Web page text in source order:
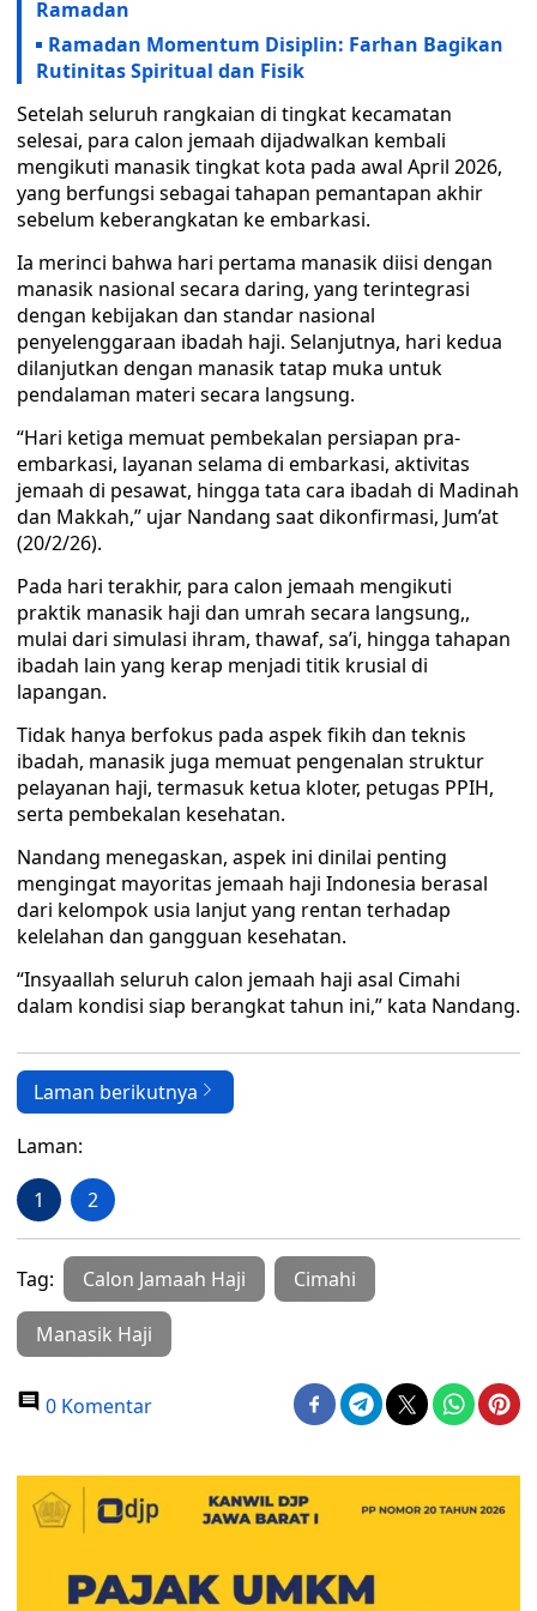
Ramadan
Ramadan Momentum Disiplin: Farhan Bagikan
Rutinitas Spiritual dan Fisik
Setelah seluruh rangkaian di tingkat kecamatan
selesai, para calon jemaah dijadwalkan kembali
mengikuti manasik tingkat kota pada awal April 2026,
yang berfungsi sebagai tahapan pemantapan akhir
sebelum keberangkatan ke embarkasi.
Ia merinci bahwa hari pertama manasik diisi dengan
manasik nasional secara daring, yang terintegrasi
dengan kebijakan dan standar nasional
penyelenggaraan ibadah haji. Selanjutnya, hari kedua
dilanjutkan dengan manasik tatap muka untuk
pendalaman materi secara langsung.
“Hari ketiga memuat pembekalan persiapan pra-
embarkasi, layanan selama di embarkasi, aktivitas
jemaah di pesawat, hingga tata cara ibadah di Madinah
dan Makkah,” ujar Nandang saat dikonfirmasi, Jum’at
(20/2/26).
Pada hari terakhir, para calon jemaah mengikuti
praktik manasik haji dan umrah secara langsung,,
mulai dari simulasi ihram, thawaf, sa’i, hingga tahapan
ibadah lain yang kerap menjadi titik krusial di
lapangan.
Tidak hanya berfokus pada aspek fikih dan teknis
ibadah, manasik juga memuat pengenalan struktur
pelayanan haji, termasuk ketua kloter, petugas PPIH,
serta pembekalan kesehatan.
Nandang menegaskan, aspek ini dinilai penting
mengingat mayoritas jemaah haji Indonesia berasal
dari kelompok usia lanjut yang rentan terhadap
kelelahan dan gangguan kesehatan.
“Insyaallah seluruh calon jemaah haji asal Cimahi
dalam kondisi siap berangkat tahun ini,” kata Nandang.
Laman berikutnya
Laman:
1 2
Tag: Calon Jamaah Haji Cimahi
Manasik Haji
0 Komentar